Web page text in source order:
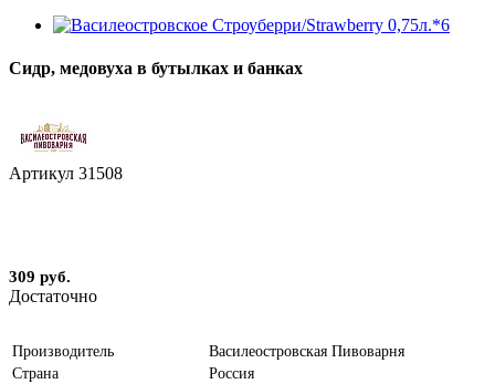
Сидр, медовуха в бутылках и банках
Артикул 31508
309 руб.
Достаточно
Производитель
Василеостровская Пивоварня
Страна
Россия